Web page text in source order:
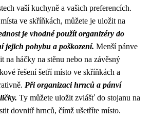
vaší kuchyně a vašich preferencích.
ve skříňkách, můžete je uložit na
je vhodné použít organizéry do
jejich pohybu a poškození. Menší pánve
na háčky na stěnu nebo na závěsný
řešení šetří místo ve skříňkách a
Při organizaci hrnců a pánví
Ty můžete uložit zvlášť do stojanu na
dovnitř hrnců, čímž ušetříte místo.